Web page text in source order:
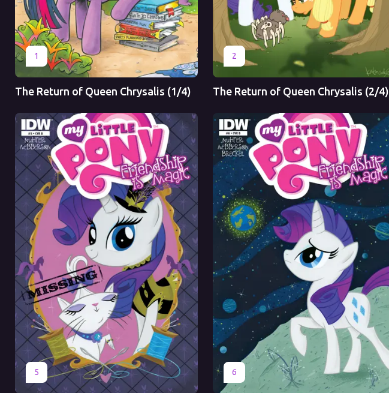
1Оригинал Перевод
The Return of Queen Chrysalis (1/4)
2Оригинал Перевод
The Return of Queen Chrysalis (2/4)
5Оригинал Перевод 6Оригинал Перевод